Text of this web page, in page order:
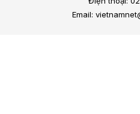
Email: